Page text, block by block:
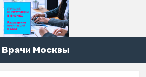
Врачи Москвы